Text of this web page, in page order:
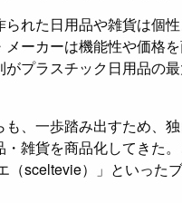
れた日用品や雑貨は個
ーカーは機能性や価格
プラスチック日用品の
、一歩踏み出すため、
雑貨を商品化してきた。
（sceltevie）」といった